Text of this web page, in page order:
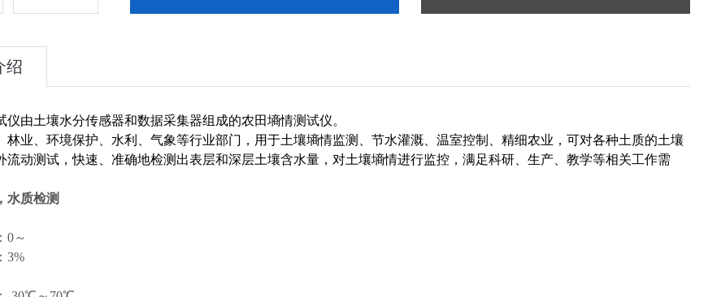
绍
仪由土壤水分传感器和数据采集器组成的农田墒情测试仪。
林业、环境保护、水利、气象等行业部门，用于土壤墒情监测、节水灌溉、温室控制、精细农业，可对各种土质的土壤
流动测试，快速、准确地检测出表层和深层土壤含水量，对土壤墒情进行监控，满足科研、生产、教学等相关工作需
水质检测
0～
3%